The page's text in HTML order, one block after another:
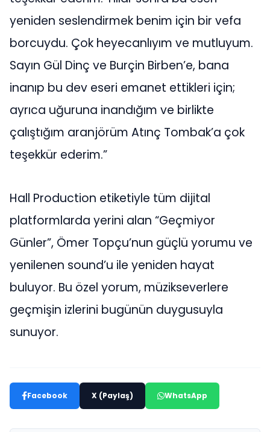
yeniden seslendirmek benim için bir vefa
borcuydu. Çok heyecanlıyım ve mutluyum.
Sayın Gül Dinç ve Burçin Birben’e, bana
inanıp bu dev eseri emanet ettikleri için;
ayrıca uğuruna inandığım ve birlikte
çalıştığım aranjörüm Atınç Tombak’a çok
teşekkür ederim.”
Hall Production etiketiyle tüm dijital
platformlarda yerini alan “Geçmiyor
Günler”, Ömer Topçu’nun güçlü yorumu ve
yenilenen sound’u ile yeniden hayat
buluyor. Bu özel yorum, müzikseverlere
geçmişin izlerini bugünün duygusuyla
sunuyor.
Facebook X (Paylaş) WhatsApp